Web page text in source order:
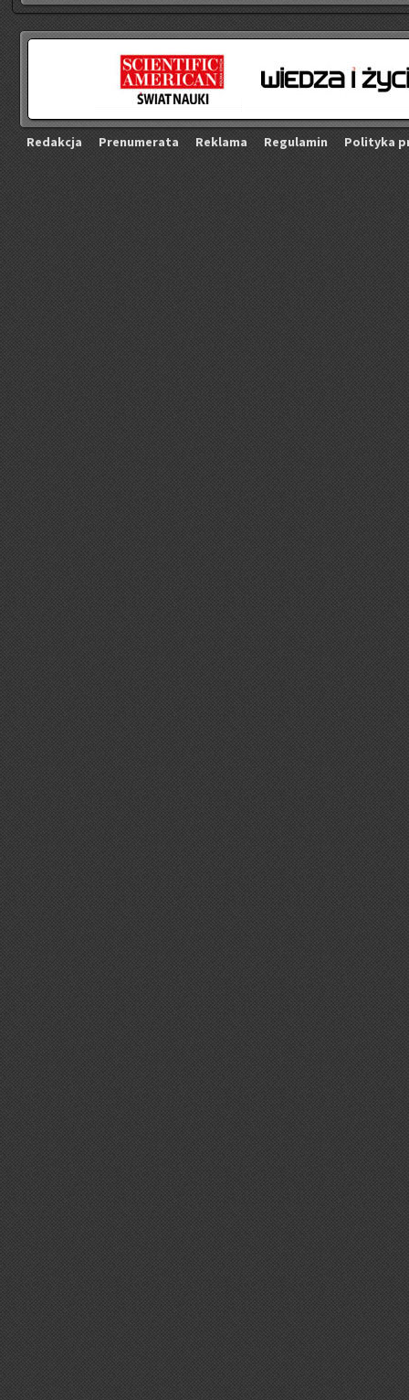
Re­dak­cja Pre­nu­me­ra­ta Re­kla­ma Re­gu­la­min Po­li­ty­ka